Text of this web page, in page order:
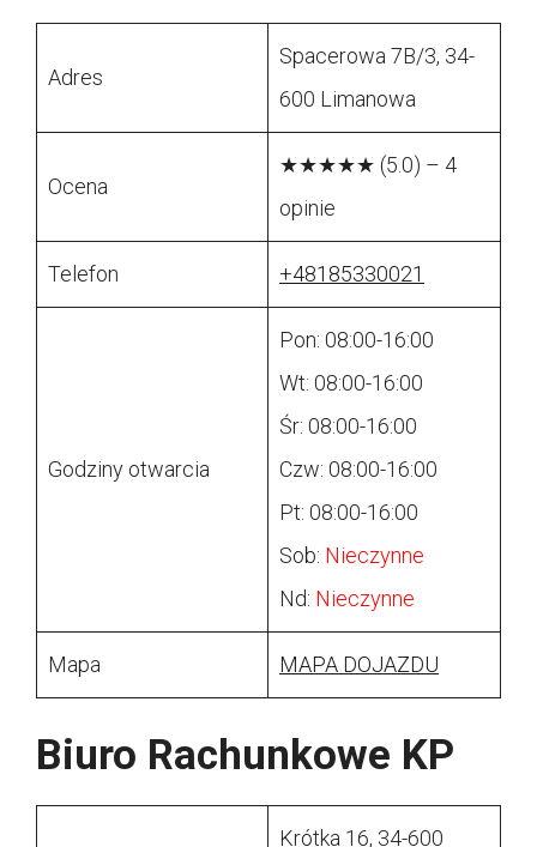
Adres
Spacerowa 7B/3, 34-
600 Limanowa
Ocena
★★★★★ (5.0) – 4
opinie
Telefon +48185330021
Godziny otwarcia
Pon: 08:00-16:00
Wt: 08:00-16:00
Śr: 08:00-16:00
Czw: 08:00-16:00
Pt: 08:00-16:00
Sob: Nieczynne
Nd: Nieczynne
Mapa MAPA DOJAZDU
Biuro Rachunkowe KP
Krótka 16, 34-600